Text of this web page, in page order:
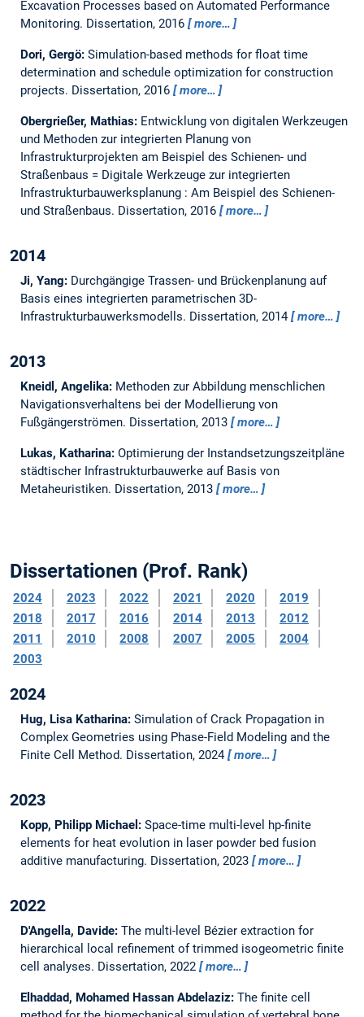
Excavation Processes based on Automated Performance
Monitoring. Dissertation, 2016 more…
Dori, Gergö: Simulation-based methods for float time
determination and schedule optimization for construction
projects. Dissertation, 2016 more…
Obergrießer, Mathias: Entwicklung von digitalen Werkzeugen
und Methoden zur integrierten Planung von
Infrastrukturprojekten am Beispiel des Schienen- und
Straßenbaus = Digitale Werkzeuge zur integrierten
Infrastrukturbauwerksplanung : Am Beispiel des Schienen-
und Straßenbaus. Dissertation, 2016 more…
2014
Ji, Yang: Durchgängige Trassen- und Brückenplanung auf
Basis eines integrierten parametrischen 3D-
Infrastrukturbauwerksmodells. Dissertation, 2014 more…
2013
Kneidl, Angelika: Methoden zur Abbildung menschlichen
Navigationsverhaltens bei der Modellierung von
Fußgängerströmen. Dissertation, 2013 more…
Lukas, Katharina: Optimierung der Instandsetzungszeitpläne
städtischer Infrastrukturbauwerke auf Basis von
Metaheuristiken. Dissertation, 2013 more…
Dissertationen (Prof. Rank)
2024 2023 2022 2021 2020
2019
2018
2017 2016 2014 2013
2012
2011
2010 2008 2007 2005
2004
2003
2024
Hug, Lisa Katharina: Simulation of Crack Propagation in
Complex Geometries using Phase-Field Modeling and the
Finite Cell Method. Dissertation, 2024 more…
2023
Kopp, Philipp Michael: Space-time multi-level hp-finite
elements for heat evolution in laser powder bed fusion
additive manufacturing. Dissertation, 2023 more…
2022
D'Angella, Davide: The multi-level Bézier extraction for
hierarchical local refinement of trimmed isogeometric finite
cell analyses. Dissertation, 2022 more…
Elhaddad, Mohamed Hassan Abdelaziz: The finite cell